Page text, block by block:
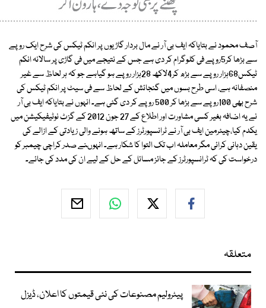
آصف محمود نے بتایاکہ ایف بی آر نے مال بردار گاڑیوں پر انکم ٹیکس کی شرح ایک روپے
سے بڑھا کر5روپے فی کلوگرام کر دی ہے جس کے نتیجے میں فی گاڑی پر سالانہ انکم
ٹیکس68ہزار روپے سے بڑھ کر4لاکھ 28ہزار روپے ہو گیاہے جو کہ ہر لحاظ سے غیر
منصفانہ ہے، اسی طرح بسوں میں گنجائش کے لحاظ سے فی سیٹ پر انکم ٹیکس کی
شرح بھی 100روپے سے بڑھا کر 500 روپے کر دی گئی ہے۔ انہوں نے بتایاکہ ایف بی آر
نے یہ اضافہ بغیر کسی مشاورت اور اطلاع کے 27 جون 2012 کے گزٹ نوٹیفیکیشن میں
یکدم کیا،چیئرمین ایف بی آر نے ٹرانسپورٹرز کے ساتھ ہونے والی زیادتی کے ازالے کی
یقین دہانی کرائی مگر معاملہ اب تک التوا کا شکار ہے۔ انہوںنے صدر کراچی چیمبر کو
درخواست کی کہ ٹرانسپورٹرز کے جائز مسائل کے حل کے لیے ان کی مدد کی جائے۔
متعلقہ
پیٹرولیم مصنوعات کی نئی قیمتوں کا اعلان، ڈیزل